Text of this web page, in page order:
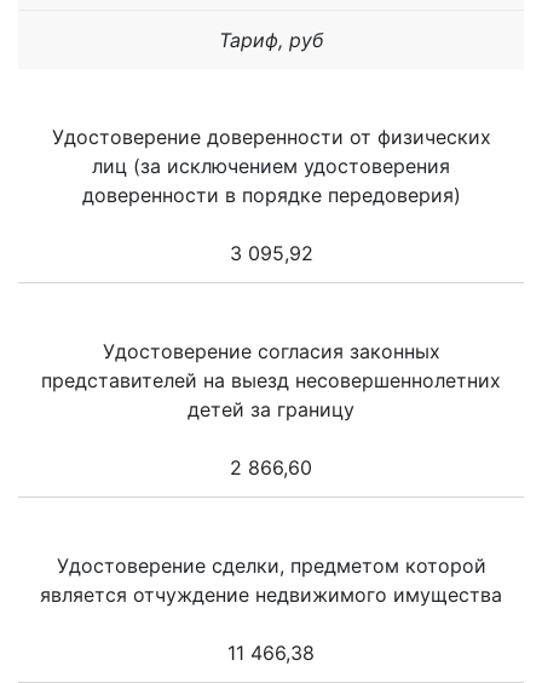
Тариф, руб
Удостоверение доверенности от физических
лиц (за исключением удостоверения
доверенности в порядке передоверия)
3 095,92
Удостоверение согласия законных
представителей на выезд несовершеннолетних
детей за границу
2 866,60
Удостоверение сделки, предметом которой
является отчуждение недвижимого имущества
11 466,38